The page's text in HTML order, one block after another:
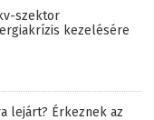
szektor
kezelésére
lejárt? Érkeznek az